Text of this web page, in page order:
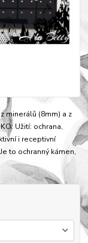
minerálů (8mm) a z
Užití: ochrana,
i receptivní
to ochranný kámen,